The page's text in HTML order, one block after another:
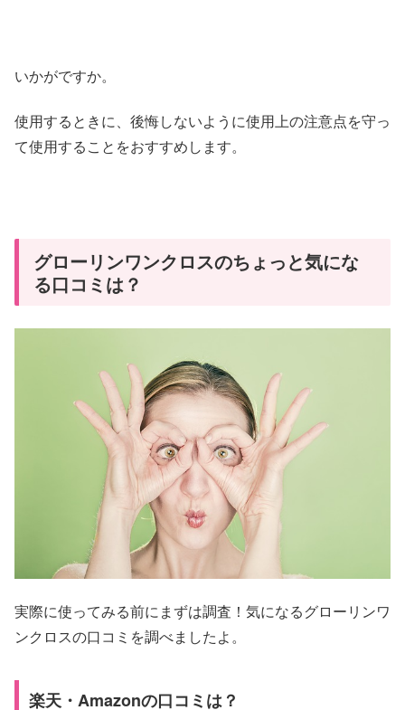
いかがですか。
使用するときに、後悔しないように使用上の注意点を守っ
て使用することをおすすめします。
グローリンワンクロスのちょっと気にな
る口コミは？
実際に使ってみる前にまずは調査！気になるグローリンワ
ンクロスの口コミを調べましたよ。
楽天・Amazonの口コミは？